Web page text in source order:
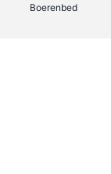
Boerenbed